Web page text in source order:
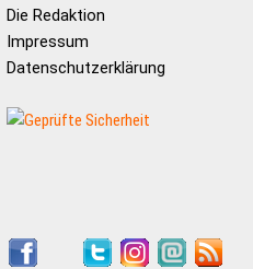
Die Redaktion
Impressum
Datenschutzerklärung